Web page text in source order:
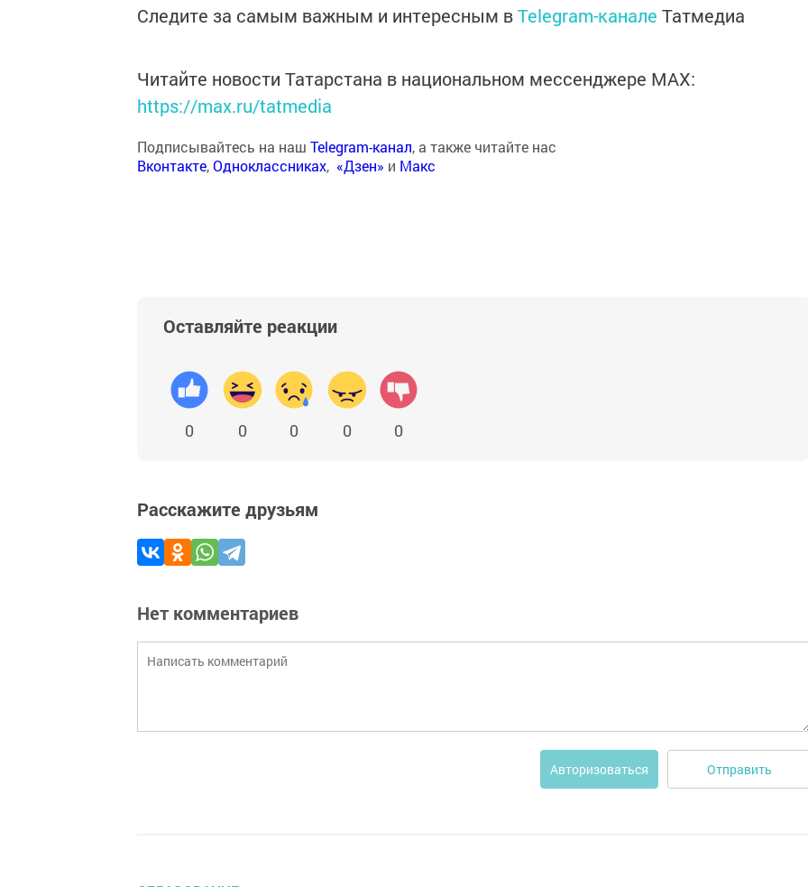
Следите за самым важным и интересным вTelegram-канале Татмедиа
Читайте новости Татарстана в национальном мессенджере MАХ:
https://max.ru/tatmedia
Подписывайтесь на наш Telegram-канал, а также читайте нас
Вконтакте,Одноклассниках, «Дзен» и Макс
Оставляйте реакции
0 0 0 0 0
Расскажите друзьям
Нет комментариев
Авторизоваться Отправить